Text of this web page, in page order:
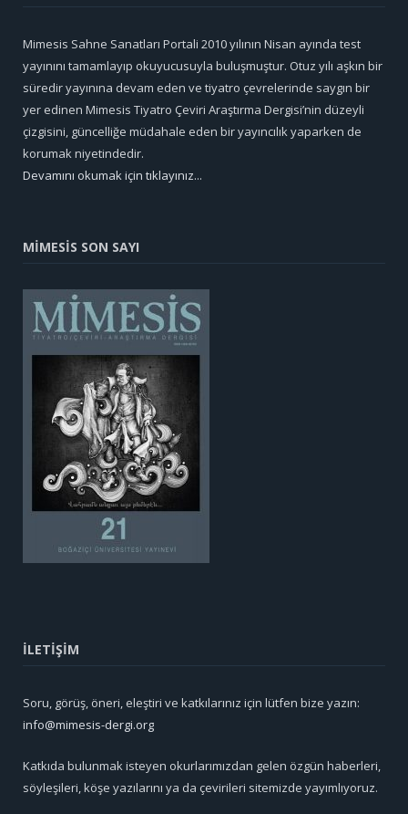
Mimesis Sahne Sanatları Portali 2010 yılının Nisan ayında test
yayınını tamamlayıp okuyucusuyla buluşmuştur. Otuz yılı aşkın bir
süredir yayınına devam eden ve tiyatro çevrelerinde saygın bir
yer edinen Mimesis Tiyatro Çeviri Araştırma Dergisi’nin düzeyli
çizgisini, güncelliğe müdahale eden bir yayıncılık yaparken de
korumak niyetindedir.
Devamını okumak için tıklayınız...
MİMESİS SON SAYI
İLETİŞİM
Soru, görüş, öneri, eleştiri ve katkılarınız için lütfen bize yazın:
info@mimesis-dergi.org
Katkıda bulunmak isteyen okurlarımızdan gelen özgün haberleri,
söyleşileri, köşe yazılarını ya da çevirileri sitemizde yayımlıyoruz.